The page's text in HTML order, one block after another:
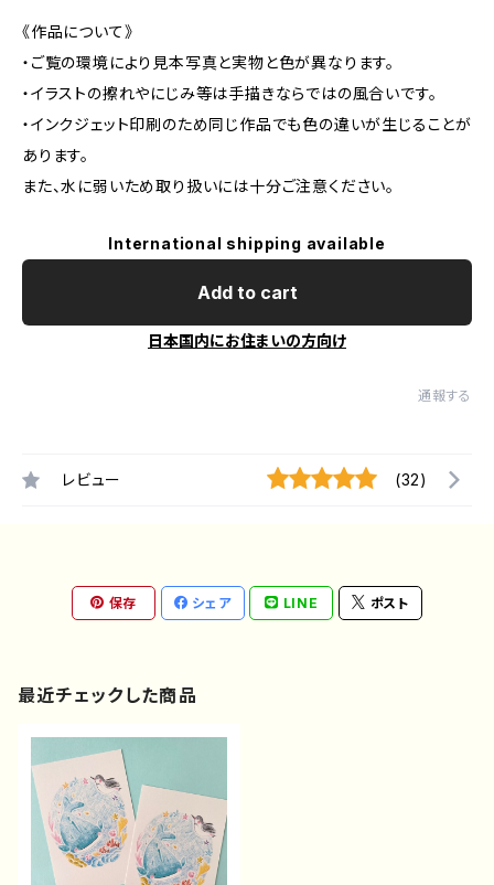
《作品について》
・ご覧の環境により見本写真と実物と色が異なります。
・イラストの擦れやにじみ等は手描きならではの風合いです。
・インクジェット印刷のため同じ作品でも色の違いが生じることが
あります。
また、水に弱いため取り扱いには十分ご注意ください。
International shipping available
Add to cart
日本国内にお住まいの方向け
通報する
レビュー (32)
保存 シェア LINE ポスト
最近チェックした商品